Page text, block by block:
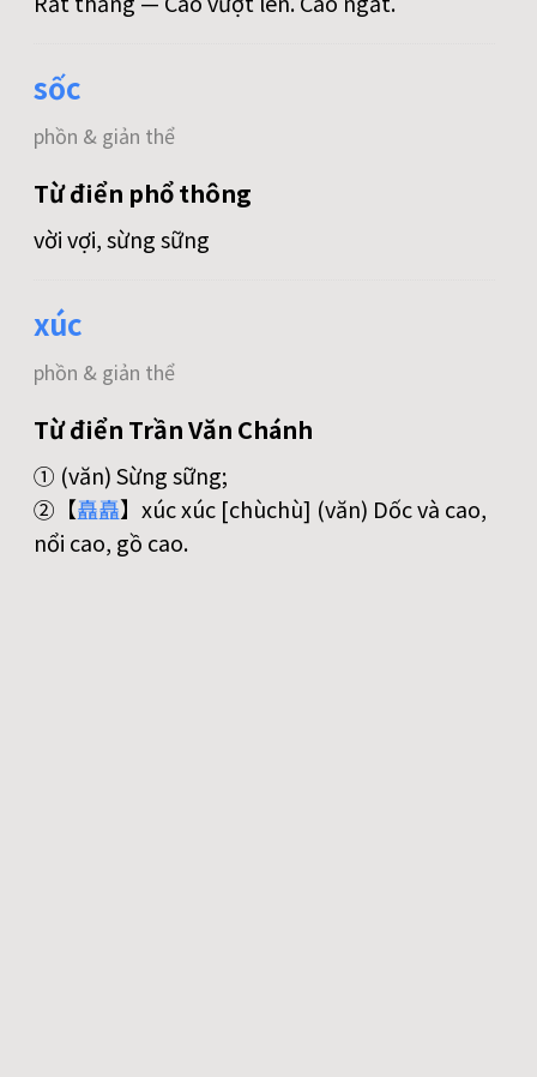
sốc
phồn & giản thể
Từ điển phổ thông
vời vợi, sừng sững
xúc
phồn & giản thể
Từ điển Trần Văn Chánh
① (văn) Sừng sững;
②【矗矗】xúc xúc [chùchù] (văn) Dốc và cao,
nổi cao, gồ cao.